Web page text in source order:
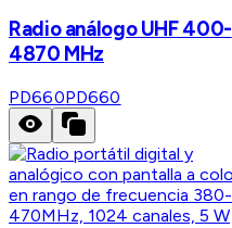
Radio análogo UHF 400-
4870 MHz
PD660PD660